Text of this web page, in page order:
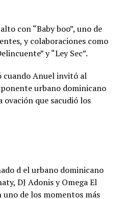
con “Baby boo”, uno de
y colaboraciones como
y “Ley Sec”.
cuando Anuel invitó al
urbano dominicano
ovación que sacudió los
d el urbano dominicano
DJ Adonis y Omega El
de los momentos más